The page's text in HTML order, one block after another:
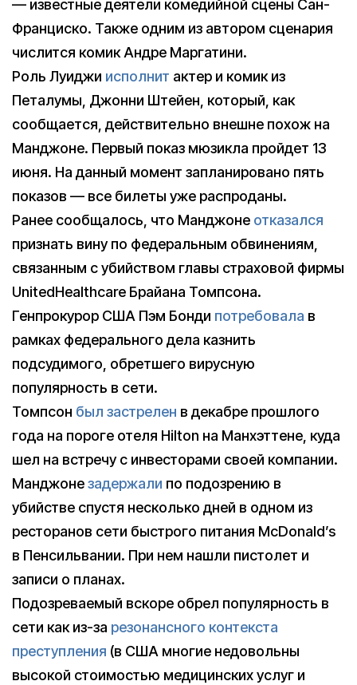
— известные деятели комедийной сцены Сан-
Франциско. Также одним из автором сценария
числится комик Андре Маргатини.
Роль Луиджи исполнит актер и комик из
Петалумы, Джонни Штейен, который, как
сообщается, действительно внешне похож на
Манджоне. Первый показ мюзикла пройдет 13
июня. На данный момент запланировано пять
показов — все билеты уже распроданы.
Ранее сообщалось, что Манджоне отказался
признать вину по федеральным обвинениям,
связанным с убийством главы страховой фирмы
UnitedHealthcare Брайана Томпсона.
Генпрокурор США Пэм Бонди потребовала в
рамках федерального дела казнить
подсудимого, обретшего вирусную
популярность в сети.
Томпсон был застрелен в декабре прошлого
года на пороге отеля Hilton на Манхэттене, куда
шел на встречу с инвесторами своей компании.
Манджонезадержали по подозрению в
убийстве спустя несколько дней в одном из
ресторанов сети быстрого питания McDonald’s
в Пенсильвании. При нем нашли пистолет и
записи о планах.
Подозреваемый вскоре обрел популярность в
сети как из-за резонансного контекста
преступления (в США многие недовольны
высокой стоимостью медицинских услуг и